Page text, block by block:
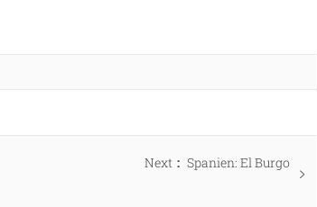
Next
Next
Spanien: El Burgo